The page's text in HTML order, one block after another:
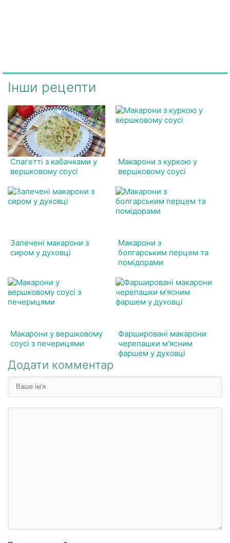
Інши рецепти
Спагетті з кабачками у
вершковому соусі
Макарони з куркою у
вершковому соусі
Запечені макарони з
сиром у духовці
Макарони з
болгарським перцем та
помідорами
Макарони у вершковому
соусі з печерицями
Фаршировані макарони
черепашки м'ясним
фаршем у духовці
Додати комментар